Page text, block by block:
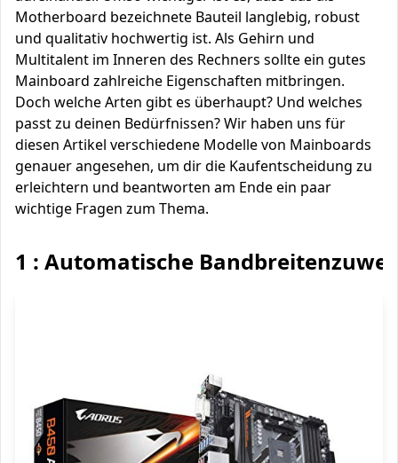
Motherboard bezeichnete Bauteil langlebig, robust
und qualitativ hochwertig ist. Als Gehirn und
Multitalent im Inneren des Rechners sollte ein gutes
Mainboard zahlreiche Eigenschaften mitbringen.
Doch welche Arten gibt es überhaupt? Und welches
passt zu deinen Bedürfnissen? Wir haben uns für
diesen Artikel verschiedene Modelle von Mainboards
genauer angesehen, um dir die Kaufentscheidung zu
erleichtern und beantworten am Ende ein paar
wichtige Fragen zum Thema.
1 : Automatische